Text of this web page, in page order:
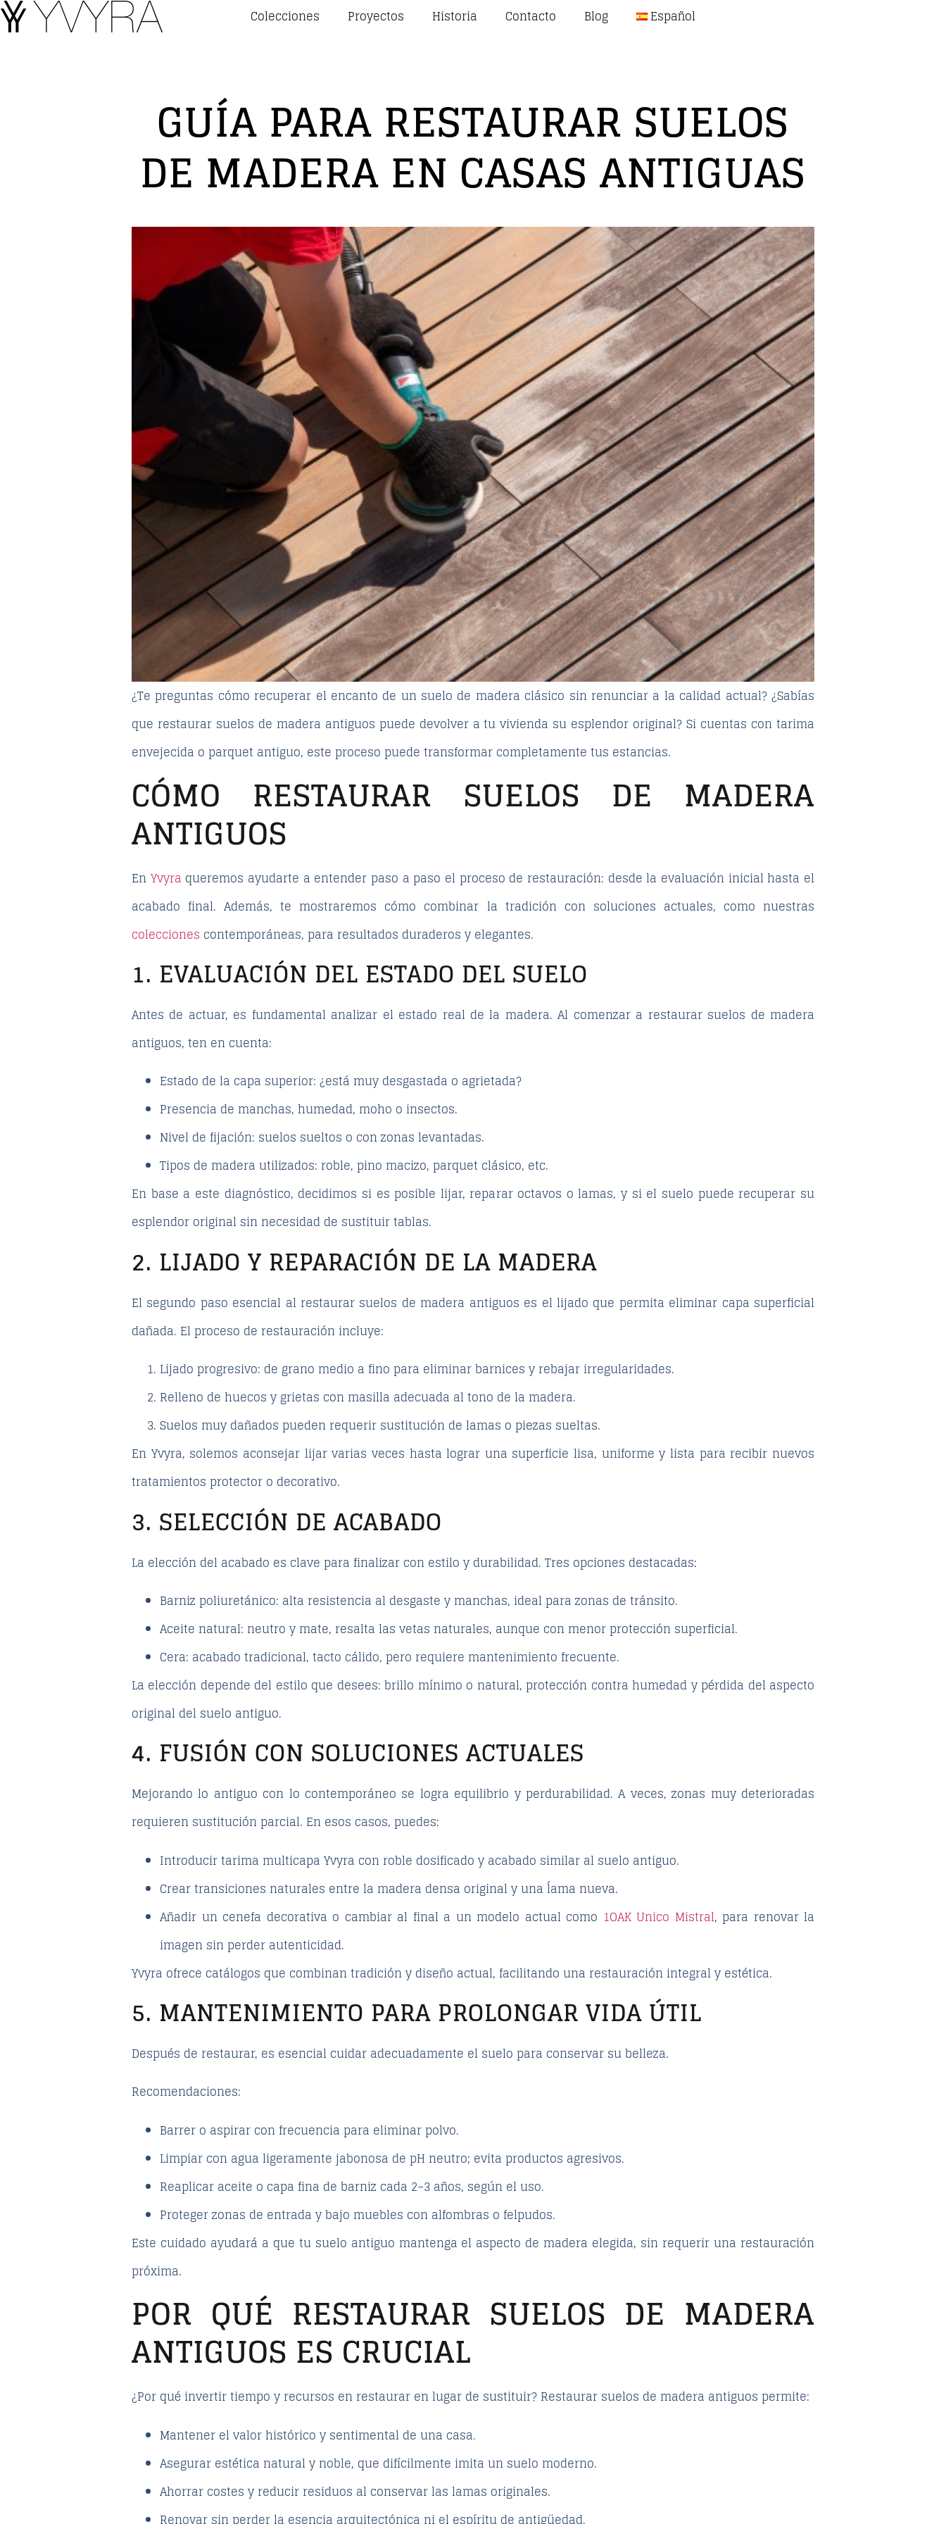
Colecciones Proyectos Historia Contacto Blog Español
GUÍA PARA RESTAURAR SUELOS
DE MADERA EN CASAS ANTIGUAS
¿Te preguntas cómo recuperar el encanto de un suelo de madera clásico sin renunciar a la calidad actual? ¿Sabías
que restaurar suelos de madera antiguos puede devolver a tu vivienda su esplendor original? Si cuentas con tarima
envejecida o parquet antiguo, este proceso puede transformar completamente tus estancias.
CÓMO RESTAURAR SUELOS DE MADERA
ANTIGUOS
En Yvyra queremos ayudarte a entender paso a paso el proceso de restauración: desde la evaluación inicial hasta el
acabado final. Además, te mostraremos cómo combinar la tradición con soluciones actuales, como nuestras
colecciones contemporáneas, para resultados duraderos y elegantes.
1. EVALUACIÓN DEL ESTADO DEL SUELO
Antes de actuar, es fundamental analizar el estado real de la madera. Al comenzar a restaurar suelos de madera
antiguos, ten en cuenta:
Estado de la capa superior: ¿está muy desgastada o agrietada?
Presencia de manchas, humedad, moho o insectos.
Nivel de fijación: suelos sueltos o con zonas levantadas.
Tipos de madera utilizados: roble, pino macizo, parquet clásico, etc.
En base a este diagnóstico, decidimos si es posible lijar, reparar octavos o lamas, y si el suelo puede recuperar su
esplendor original sin necesidad de sustituir tablas.
2. LIJADO Y REPARACIÓN DE LA MADERA
El segundo paso esencial al restaurar suelos de madera antiguos es el lijado que permita eliminar capa superficial
dañada. El proceso de restauración incluye:
Lijado progresivo: de grano medio a fino para eliminar barnices y rebajar irregularidades.
Relleno de huecos y grietas con masilla adecuada al tono de la madera.
Suelos muy dañados pueden requerir sustitución de lamas o piezas sueltas.
En Yvyra, solemos aconsejar lijar varias veces hasta lograr una superficie lisa, uniforme y lista para recibir nuevos
tratamientos protector o decorativo.
3. SELECCIÓN DE ACABADO
La elección del acabado es clave para finalizar con estilo y durabilidad. Tres opciones destacadas:
Barniz poliuretánico: alta resistencia al desgaste y manchas, ideal para zonas de tránsito.
Aceite natural: neutro y mate, resalta las vetas naturales, aunque con menor protección superficial.
Cera: acabado tradicional, tacto cálido, pero requiere mantenimiento frecuente.
La elección depende del estilo que desees: brillo mínimo o natural, protección contra humedad y pérdida del aspecto
original del suelo antiguo.
4. FUSIÓN CON SOLUCIONES ACTUALES
Mejorando lo antiguo con lo contemporáneo se logra equilibrio y perdurabilidad. A veces, zonas muy deterioradas
requieren sustitución parcial. En esos casos, puedes:
Introducirtarima multicapa Yvyra con roble dosificado y acabado similar al suelo antiguo.
Crear transiciones naturales entre la madera densa original y una ĺama nueva.
Añadir un cenefa decorativa o cambiar al final a un modelo actual como 1OAK Unico Mistral, para renovar la
imagen sin perder autenticidad.
Yvyra ofrece catálogos que combinan tradición y diseño actual, facilitando una restauración integral y estética.
5. MANTENIMIENTO PARA PROLONGAR VIDA ÚTIL
Después de restaurar, es esencial cuidar adecuadamente el suelo para conservar su belleza.
Recomendaciones:
Barrer o aspirar con frecuencia para eliminar polvo.
Limpiar con agua ligeramente jabonosa de pH neutro; evita productos agresivos.
Reaplicar aceite o capa fina de barniz cada 2–3 años, según el uso.
Proteger zonas de entrada y bajo muebles con alfombras o felpudos.
Este cuidado ayudará a que tu suelo antiguo mantenga el aspecto de madera elegida, sin requerir una restauración
próxima.
POR QUÉ RESTAURAR SUELOS DE MADERA
ANTIGUOS ES CRUCIAL
¿Por qué invertir tiempo y recursos en restaurar en lugar de sustituir? Restaurar suelos de madera antiguos permite:
Mantener el valor histórico y sentimental de una casa.
Asegurar estética natural y noble, que difícilmente imita un suelo moderno.
Ahorrar costes y reducir residuos al conservar las lamas originales.
Renovar sin perder la esencia arquitectónica ni el espíritu de antigüedad.